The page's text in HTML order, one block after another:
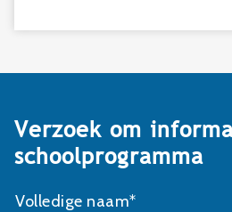
Verzoek om
schoolprogramma
Volledige naam*